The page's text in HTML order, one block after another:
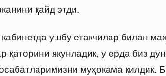
қайд этди.
ушбу етакчилар билан
қаторини якунладик, у ерда биз
муҳокама қилдик.